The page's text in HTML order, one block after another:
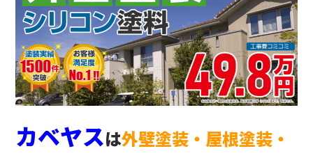
カベヤスは外壁塗装・屋根塗装・